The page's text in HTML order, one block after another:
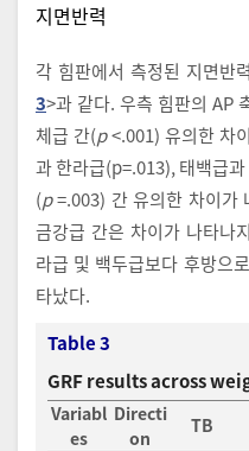
지면반력
각 힘판에서 측정된 지면반
3>과 같다. 우측 힘판의 AP
체급 간(p<.001) 유의한 차
과 한라급(p=.013), 태백급
(p=.003) 간 유의한 차이가
금강급 간은 차이가 나타나
라급 및 백두급보다 후방으
타났다.
Table 3
GRF results across
Variabl
es
Directi
on
TB